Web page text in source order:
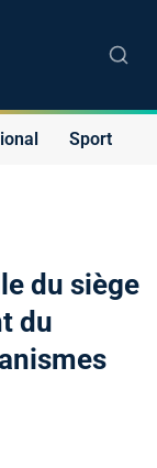
Sport
du siège
du